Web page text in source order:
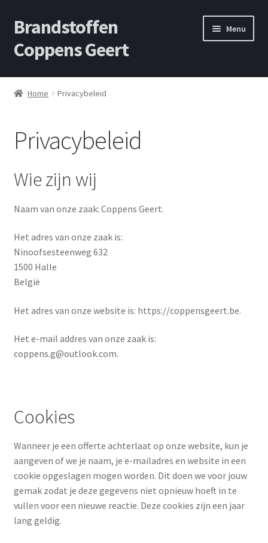
Skip
to
navigation
Skip
to
content
Brandstoffen
Coppens Geert
Menu
Home
Offerte aanvragen
Privacybeleid
Shop
Winkelwagen
Home Privacybeleid
Privacybeleid
Wie zijn wij
Naam van onze zaak: Coppens Geert.
Het adres van onze zaak is:
Ninoofsesteenweg 632
1500 Halle
België
Het adres van onze website is: https://coppensgeert.be.
Het e-mail addres van onze zaak is:
coppens.g@outlook.com.
Cookies
Wanneer je een offerte achterlaat op onze website, kun je
aangeven of we je naam, je e-mailadres en website in een
cookie opgeslagen mogen worden. Dit doen we voor jouw
gemak zodat je deze gegevens niet opnieuw hoeft in te
vullen voor een nieuwe reactie. Deze cookies zijn een jaar
lang geldig.